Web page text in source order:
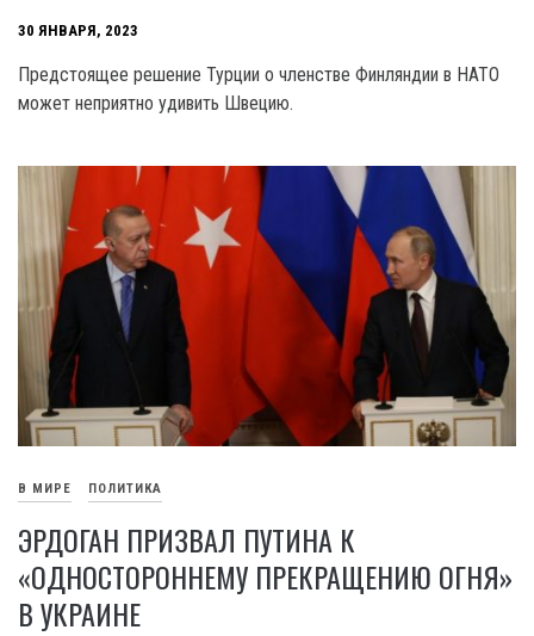
30 ЯНВАРЯ, 2023
Предстоящее решение Турции о членстве Финляндии в НАТО
может неприятно удивить Швецию.
В МИРЕ ПОЛИТИКА
ЭРДОГАН ПРИЗВАЛ ПУТИНА К
«ОДНОСТОРОННЕМУ ПРЕКРАЩЕНИЮ ОГНЯ»
В УКРАИНЕ